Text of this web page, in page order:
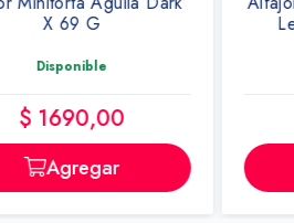
X 69 G
Disponible
$ 1690,00
Agregar